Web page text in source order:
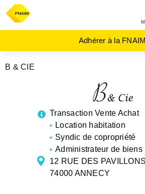
Adhérer à la FNAIM
B & CIE
Transaction Vente Achat
Location habitation
Syndic de copropriété
Administrateur de biens
12 RUE DES PAVILLONS
74000 ANNECY